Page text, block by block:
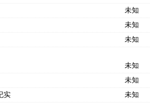
未知
未知
未知
未知
未知
实 未知